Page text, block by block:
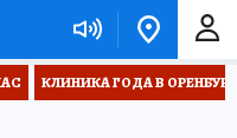
КЛИНИКА ГОДА В